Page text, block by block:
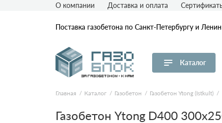
Поставка газобетона по Санкт-Петербургу и
Каталог
Газобетон ЛСР
О компании Доставка и оплата
Главная Каталог Газобетон Газобетон Ytong (Istkult)
Газобетон Ytong D400